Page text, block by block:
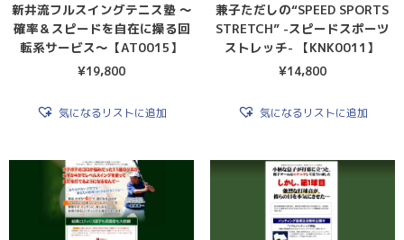
新井流フルスイングテニス塾 〜
確率＆スピードを自在に操る回
転系サービス〜【AT0015】
¥19,800
気になるリストに追加
兼子ただしの“SPEED SPORTS
STRETCH” -スピードスポーツ
ストレッチ- 【KNK0011】
¥14,800
気になるリストに追加